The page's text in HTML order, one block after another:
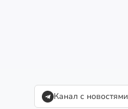
Канал с новостями